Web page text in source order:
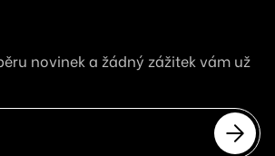
novinek a žádný zážitek vám už